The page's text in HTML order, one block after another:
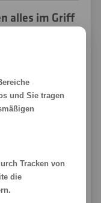
alles im Griff
Sie: Qualität,
die
Sie konfrontiert,
anderes Mal steht
Qualitätsanspruch
und Sie tragen
Tracken von
die